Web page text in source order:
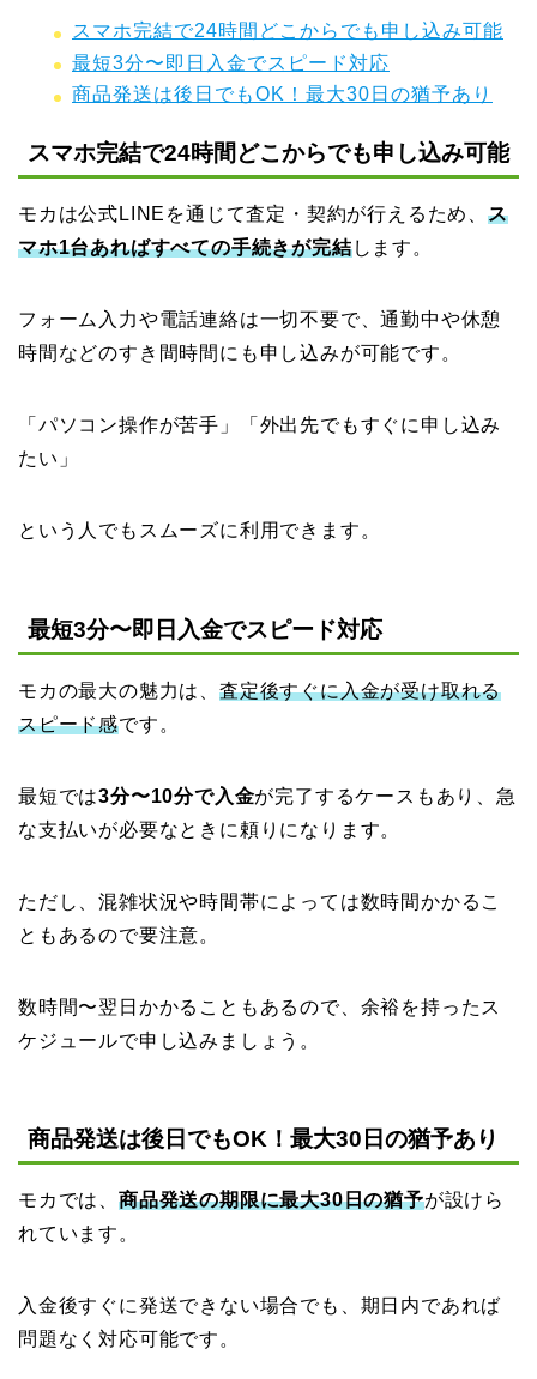
スマホ完結で24時間どこからでも申し込み可能
最短3分〜即日入金でスピード対応
商品発送は後日でもOK！最大30日の猶予あり
スマホ完結で24時間どこからでも申し込み可能
モカは公式LINEを通じて査定・契約が行えるため、 ス
マホ1台あればすべての手続きが完結します。
フォーム入力や電話連絡は一切不要で、通勤中や休憩
時間などのすき間時間にも申し込みが可能です。
「パソコン操作が苦手」「外出先でもすぐに申し込み
たい」
という人でもスムーズに利用できます。
最短3分〜即日入金でスピード対応
モカの最大の魅力は、 査定後すぐに入金が受け取れる
スピード感です。
最短では3分〜10分で入金が完了するケースもあり、急
な支払いが必要なときに頼りになります。
ただし、混雑状況や時間帯によっては数時間かかるこ
ともあるので要注意。
数時間〜翌日かかることもあるので、余裕を持ったス
ケジュールで申し込みましょう。
商品発送は後日でもOK！最大30日の猶予あり
モカでは、 商品発送の期限に最大30日の猶予が設けら
れています。
入金後すぐに発送できない場合でも、期日内であれば
問題なく対応可能です。